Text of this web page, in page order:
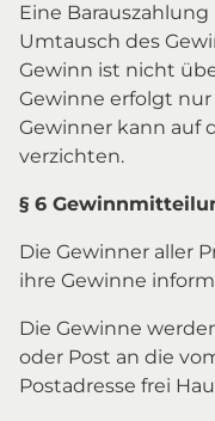
Eine
Umtausch des
Gewinn ist nicht
Gewinne erfolgt
Gewinner kann auf
verzichten.
§ 6
Die Gewinner aller
ihre Gewinne
Die Gewinne
oder Post an die
Postadresse frei